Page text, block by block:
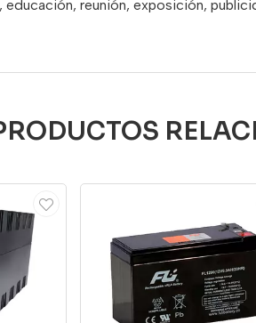
reunión, exposición,